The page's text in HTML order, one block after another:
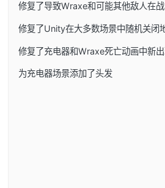
修复了导致Wraxe和可能其他敌人在
修复了Unity在大多数场景中随机关闭
修复了充电器和Wraxe死亡动画中新
为充电器场景添加了头发